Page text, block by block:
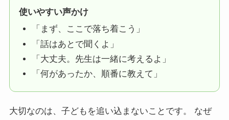
使いやすい声かけ
「まず、ここで落ち着こう」
「話はあとで聞くよ」
「大丈夫。先生は一緒に考えるよ」
「何があったか、順番に教えて」
大切なのは、子どもを追い込まないことです。 なぜ